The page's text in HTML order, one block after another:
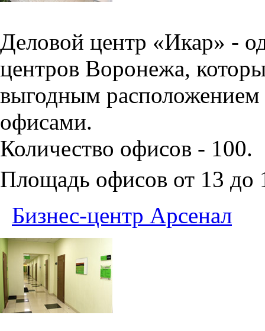
Деловой центр «Икар» -
центров Воронежа,
выгодным
офисами.
Количество офисов - 100.
Площадь офисов от 13 до
Бизнес-центр Арсенал